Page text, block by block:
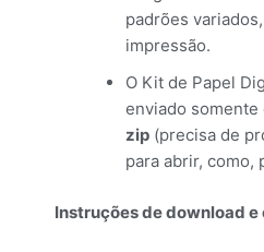
padrões
impressão.
O Kit de Papel
enviado somente
zip (precisa de
para abrir, como,
Instruções de download e